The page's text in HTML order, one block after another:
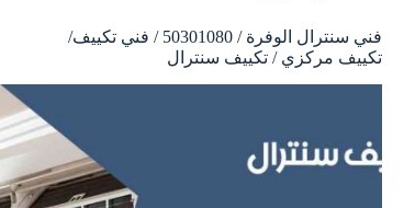
فني سنترال الوفرة / 50301080 / فني تكييف/
تكييف مركزي / تكييف سنترال